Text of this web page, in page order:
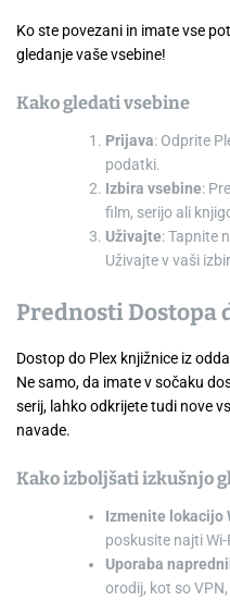
Ko ste povezani in imate vse
gledanje vaše vsebine!
Kako gledati vsebine
Prijava: Odprite
podatki.
Izbira vsebine:
film, serijo ali
Uživajte: Tapnite
Uživajte v vaši
Prednosti Dostopa
Dostop do Plex knjižnice iz
Ne samo, da imate v sočaku
serij, lahko odkrijete tudi nove
navade.
Kako izboljšati izkušnjo
Izmenite lokacijo
poskusite najti
Uporaba
orodij, kot so